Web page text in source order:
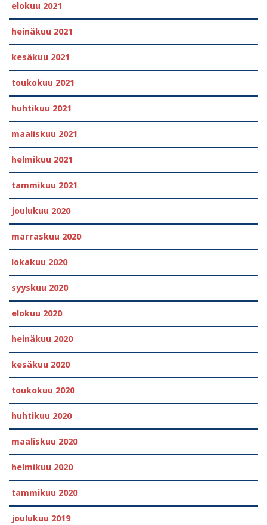
elokuu 2021
heinäkuu 2021
kesäkuu 2021
toukokuu 2021
huhtikuu 2021
maaliskuu 2021
helmikuu 2021
tammikuu 2021
joulukuu 2020
marraskuu 2020
lokakuu 2020
syyskuu 2020
elokuu 2020
heinäkuu 2020
kesäkuu 2020
toukokuu 2020
huhtikuu 2020
maaliskuu 2020
helmikuu 2020
tammikuu 2020
joulukuu 2019